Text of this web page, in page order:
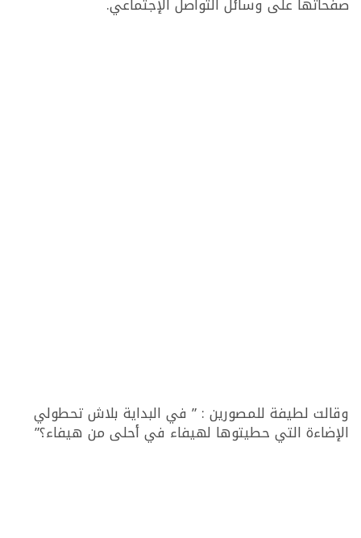
صفحاتها على وسائل التواصل الإجتماعي.
وقالت لطيفة للمصورين : ” في البداية بلاش تحطولي
الإضاءة التي حطيتوها لهيفاء في أحلى من هيفاء؟”